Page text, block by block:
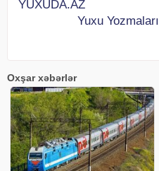
YUXUDA.AZ
Yuxu Yozmaları
Oxşar xəbərlər